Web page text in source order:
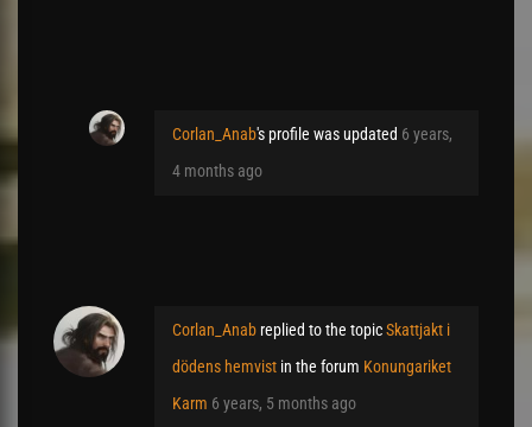
Corlan_Anab's profile was updated 6 years,
4 months ago
Corlan_Anab replied to the topicSkattjakt i
dödens hemvist in the forum Konungariket
Karm 6 years, 5 months ago